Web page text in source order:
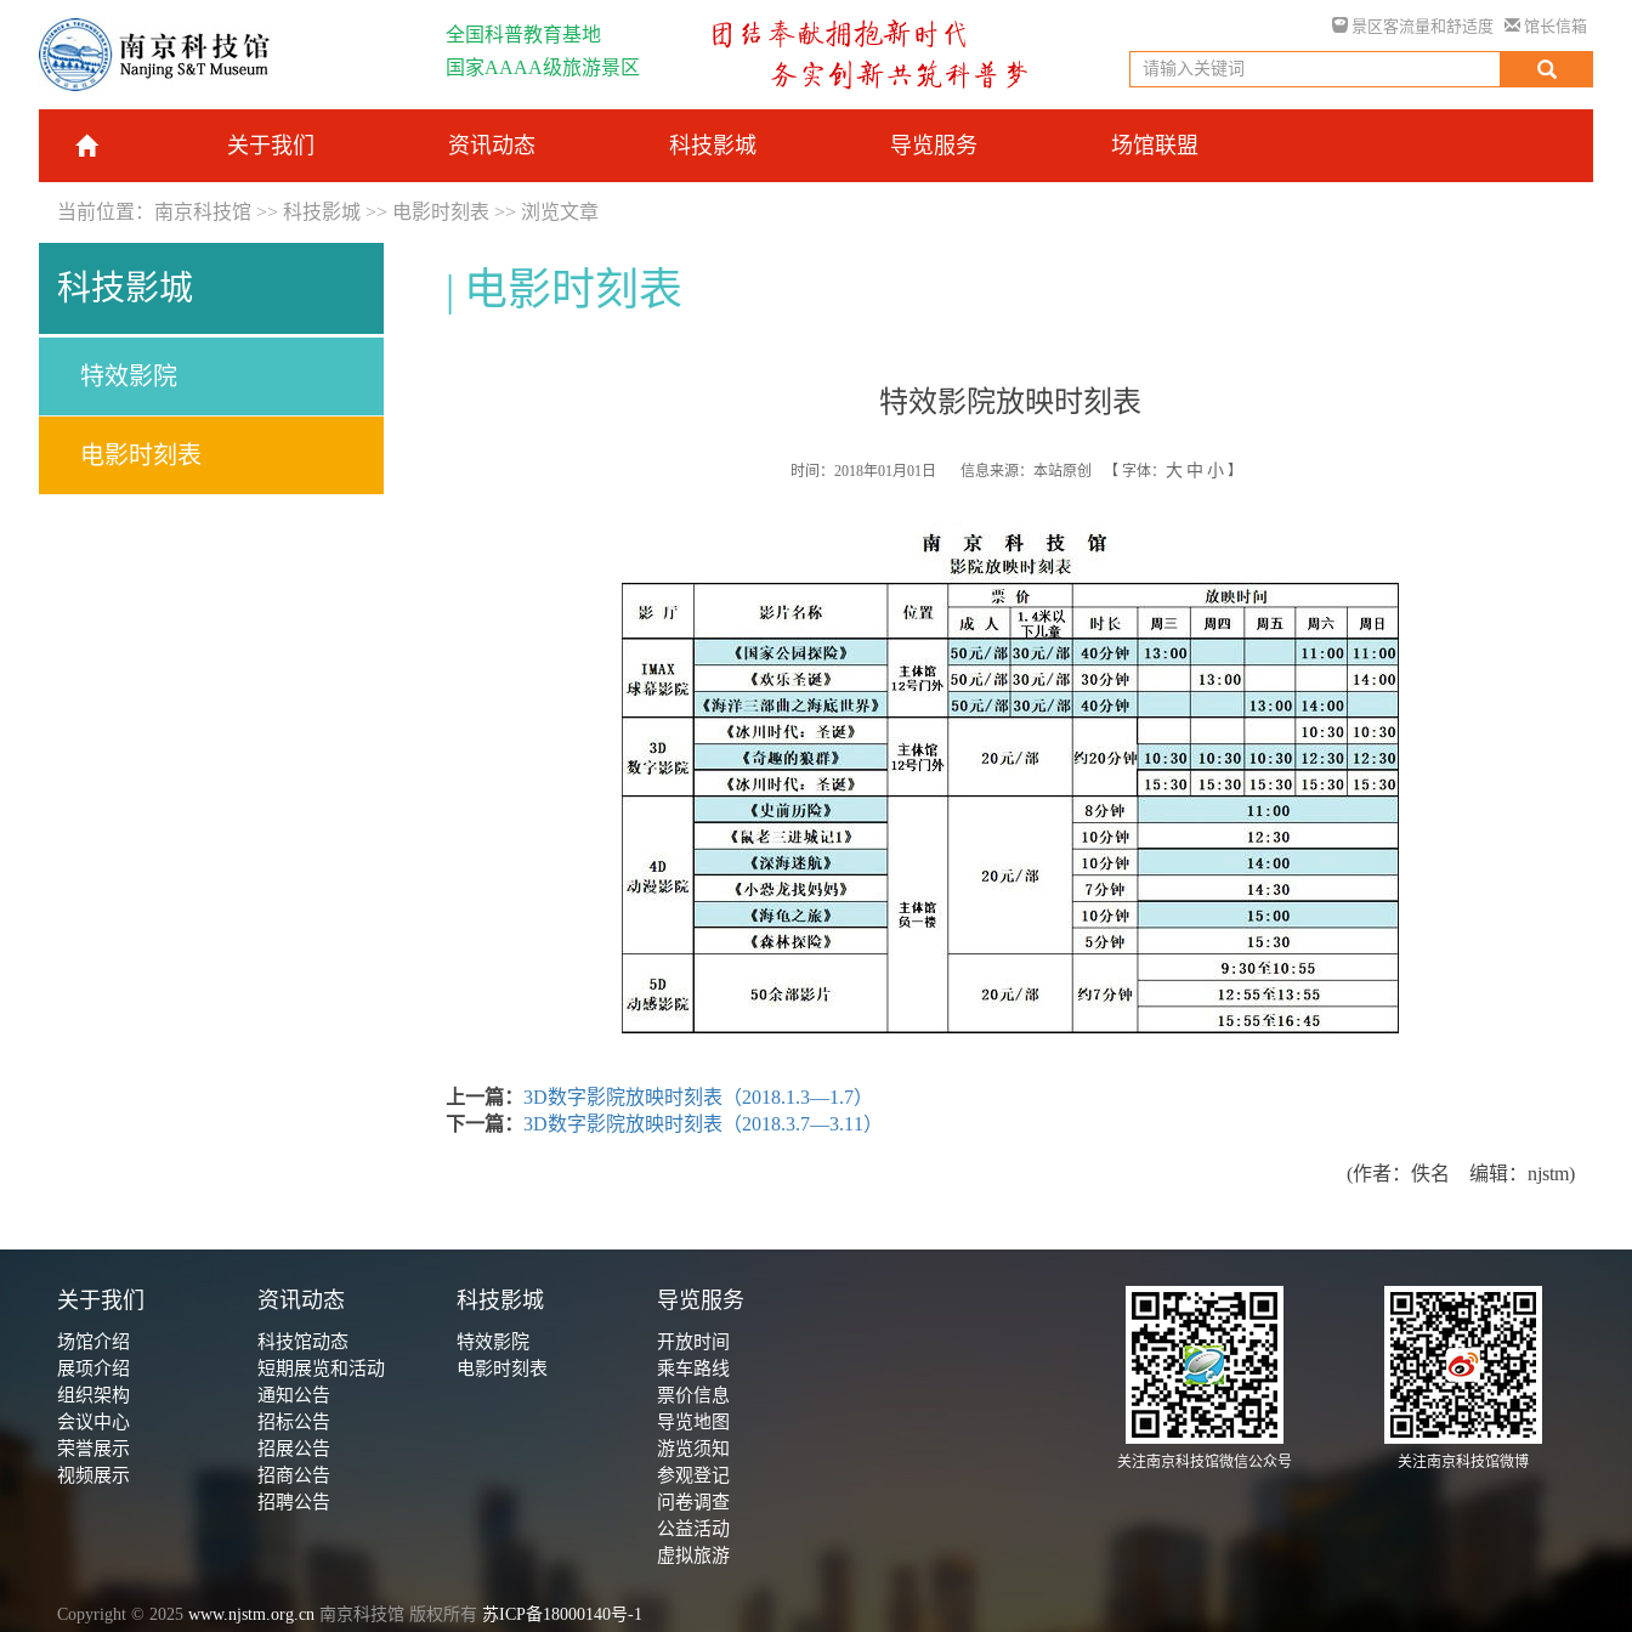
全国科普教育基地
国家AAAA级旅游景区
景区客流量和舒适度 馆长信箱
关于我们 资讯动态 科技影城 导览服务 场馆联盟
当前位置： 南京科技馆 >> 科技影城 >> 电影时刻表 >> 浏览文章
科技影城
特效影院
电影时刻表
电影时刻表
特效影院放映时刻表
时间：2018年01月01日 信息来源：本站原创 【 字体： 大 中 小 】
上一篇： 3D数字影院放映时刻表（2018.1.3—1.7）
下一篇： 3D数字影院放映时刻表（2018.3.7—3.11）
(作者：佚名 编辑：njstm)
关于我们
场馆介绍
展项介绍
组织架构
会议中心
荣誉展示
视频展示
资讯动态
科技馆动态
短期展览和活动
通知公告
招标公告
招展公告
招商公告
招聘公告
科技影城
特效影院
电影时刻表
导览服务
开放时间
乘车路线
票价信息
导览地图
游览须知
参观登记
问卷调查
公益活动
虚拟旅游
关注南京科技馆微信公众号 关注南京科技馆微博
Copyright © 2025 www.njstm.org.cn 南京科技馆 版权所有 苏ICP备18000140号-1